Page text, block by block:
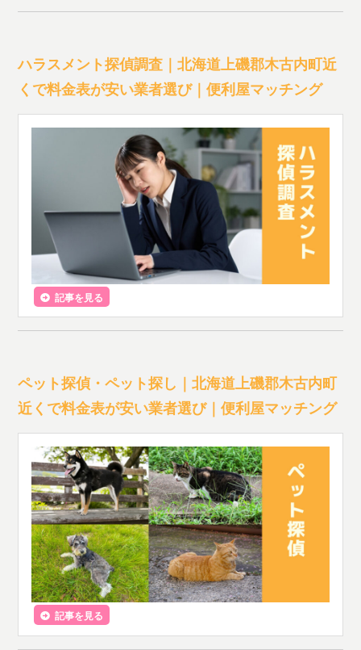
ハラスメント探偵調査｜北海道上磯郡木古内町近
くで料金表が安い業者選び｜便利屋マッチング
記事を見る
ペット探偵・ペット探し｜北海道上磯郡木古内町
近くで料金表が安い業者選び｜便利屋マッチング
記事を見る